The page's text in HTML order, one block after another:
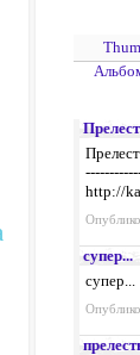
http://
супер...
супер...